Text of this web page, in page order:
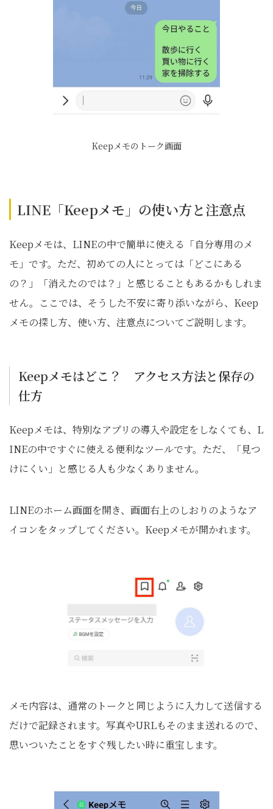
Keepメモのトーク画面
LINE「Keepメモ」の使い方と注意点
Keepメモは、LINEの中で簡単に使える「自分専用のメ
モ」です。ただ、初めての人にとっては「どこにある
の？」「消えたのでは？」と感じることもあるかもしれま
せん。ここでは、そうした不安に寄り添いながら、Keep
メモの探し方、使い方、注意点についてご説明します。
Keepメモはどこ？ アクセス方法と保存の
仕方
Keepメモは、特別なアプリの導入や設定をしなくても、L
INEの中ですぐに使える便利なツールです。ただ、「見つ
けにくい」と感じる人も少なくありません。
LINEのホーム画面を開き、画面右上のしおりのようなア
イコンをタップしてください。Keepメモが開かれます。
メモ内容は、通常のトークと同じように入力して送信する
だけで記録されます。写真やURLもそのまま送れるので、
思いついたことをすぐ残したい時に重宝します。